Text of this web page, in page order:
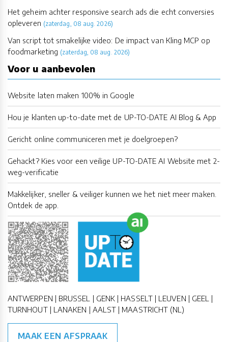
Het geheim achter responsive search ads die echt conversies
opleveren (zaterdag, 08 aug. 2026)
Van script tot smakelijke video: De impact van Kling MCP op
foodmarketing (zaterdag, 08 aug. 2026)
Voor u aanbevolen
Website laten maken 100% in Google
Hou je klanten up-to-date met de UP-TO-DATE AI Blog & App
Gericht online communiceren met je doelgroepen?
Gehackt? Kies voor een veilige UP-TO-DATE AI Website met 2-
weg-verificatie
Makkelijker, sneller & veiliger kunnen we het niet meer maken.
Ontdek de app.
ANTWERPEN | BRUSSEL | GENK | HASSELT | LEUVEN | GEEL |
TURNHOUT | LANAKEN | AALST | MAASTRICHT (NL)
MAAK EEN AFSPRAAK